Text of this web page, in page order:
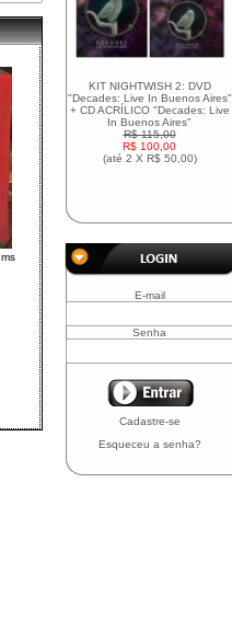
KIT NIGHTWISH 2: DVD
"Decades: Live In Buenos Aires"
+ CD ACRÍLICO "Decades: Live
In Buenos Aires"
R$ 115,00
R$ 100,00
(até 2 X R$ 50,00)
E-mail
Senha
Cadastre-se
Esqueceu a senha?